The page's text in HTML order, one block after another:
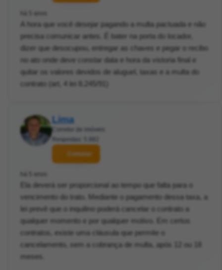
há 5 anos
A hora que você desejar pagando a multa pactuada e não
precisa comunicar antes. É bater na porta do locador,
dizer que desocupou, entregar as chaves e pegar o recibo
no ato onde deve constar data e hora da vistoria final e
quitar os valores devidos de aluguel, taxas e a multa do
contrato (art, 4 lei 8.245/91)
Lima
Corretor de imóveis
Respostas: 5.882
Contatar
há 5 anos
Ela deverá ser proporcional ao tempo que falta para o
vencimento do trato. Mediante o pagamento dessa taxa, a
lei prevê que o inquilino poderá cancelar o contrato a
qualquer momento e por qualquer motivo. Em certos
contratos, existe uma cláusula que permite o
cancelamento, sem a cobrança de multa, após 12 ou 18
meses.